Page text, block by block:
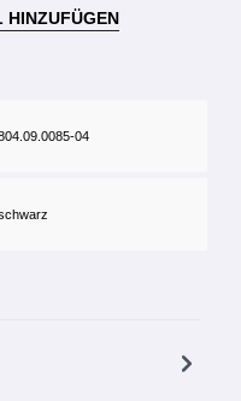
HINZUFÜGEN
04